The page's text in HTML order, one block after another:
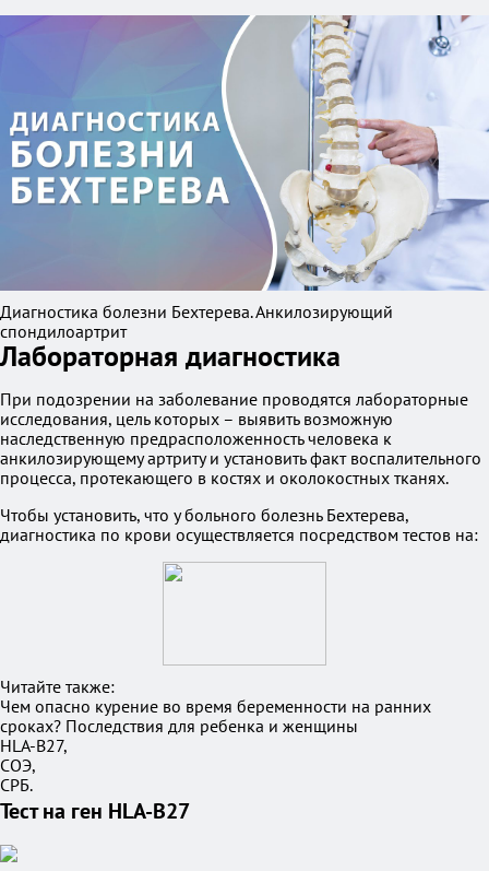
Диагностика болезни Бехтерева. Анкилозирующий
спондилоартрит
Лабораторная диагностика
При подозрении на заболевание проводятся лабораторные
исследования, цель которых – выявить возможную
наследственную предрасположенность человека к
анкилозирующему артриту и установить факт воспалительного
процесса, протекающего в костях и околокостных тканях.
Чтобы установить, что у больного болезнь Бехтерева,
диагностика по крови осуществляется посредством тестов на:
Читайте также:
Чем опасно курение во время беременности на ранних
сроках? Последствия для ребенка и женщины
HLA-B27,
СОЭ,
СРБ.
Тест на ген HLA-B27